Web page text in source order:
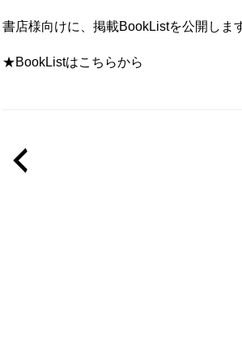
書店様向けに、掲載BookListを公開しま
★BookListはこちらから